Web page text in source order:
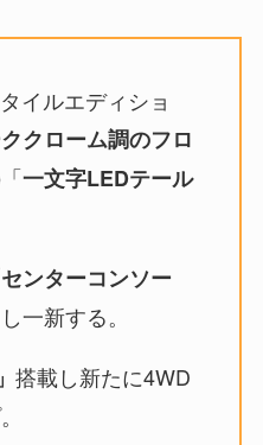
イルエディショ
クローム調のフロ
一文字LEDテール
ンターコンソー
一新する。
搭載し新たに4WD